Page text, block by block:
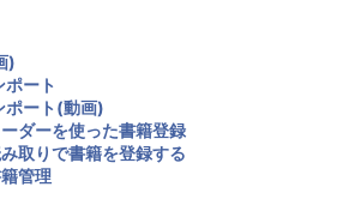
)
ポート
ポート(動画)
ダーを使った書籍登録
取りで書籍を登録する
管理